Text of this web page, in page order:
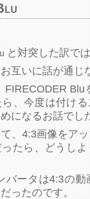
と対突した訳で
互いに話が通じ
、今度は付け
になるお話でし
、4:3画像をア
たら、どうし
バータは4:3の
ったのです。